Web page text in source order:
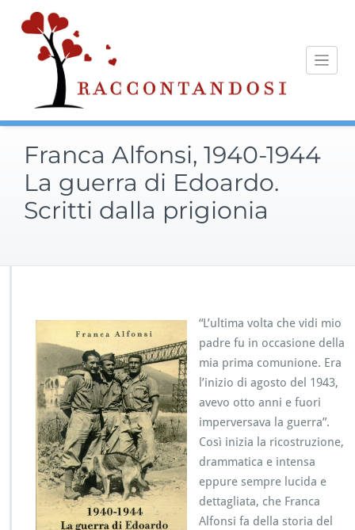
content
Franca Alfonsi, 1940-1944
La guerra di Edoardo.
Scritti dalla prigionia
“L’ultima volta che vidi mio
padre fu in occasione della
mia prima comunione. Era
l’inizio di agosto del 1943,
avevo otto anni e fuori
imperversava la guerra”.
Così inizia la ricostruzione,
drammatica e intensa
eppure sempre lucida e
dettagliata, che Franca
Alfonsi fa della storia del